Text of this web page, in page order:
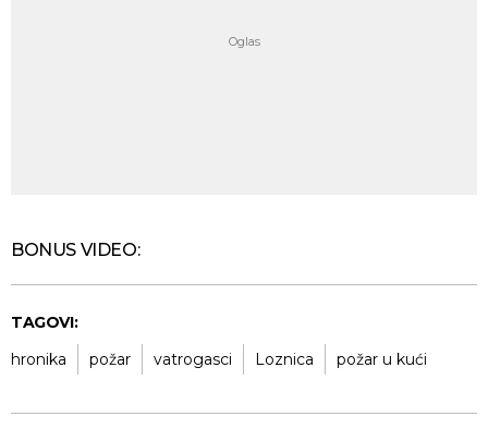
BONUS VIDEO:
TAGOVI:
hronika
požar vatrogasci Loznica požar u kući